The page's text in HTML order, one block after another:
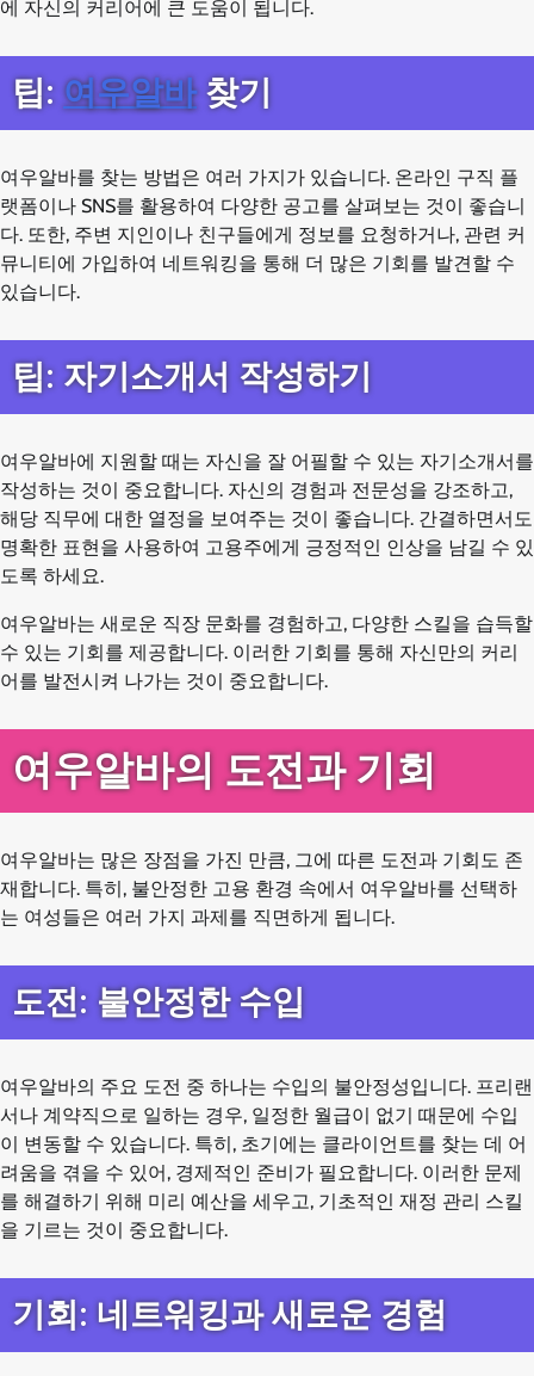
에 자신의 커리어에 큰 도움이 됩니다.
팁: 여우알바찾기
여우알바를 찾는 방법은 여러 가지가 있습니다. 온라인 구직 플
랫폼이나 SNS를 활용하여 다양한 공고를 살펴보는 것이 좋습니
다. 또한, 주변 지인이나 친구들에게 정보를 요청하거나, 관련 커
뮤니티에 가입하여 네트워킹을 통해 더 많은 기회를 발견할 수
있습니다.
팁: 자기소개서 작성하기
여우알바에 지원할 때는 자신을 잘 어필할 수 있는 자기소개서를
작성하는 것이 중요합니다. 자신의 경험과 전문성을 강조하고,
해당 직무에 대한 열정을 보여주는 것이 좋습니다. 간결하면서도
명확한 표현을 사용하여 고용주에게 긍정적인 인상을 남길 수 있
도록 하세요.
여우알바는 새로운 직장 문화를 경험하고, 다양한 스킬을 습득할
수 있는 기회를 제공합니다. 이러한 기회를 통해 자신만의 커리
어를 발전시켜 나가는 것이 중요합니다.
여우알바의 도전과 기회
여우알바는 많은 장점을 가진 만큼, 그에 따른 도전과 기회도 존
재합니다. 특히, 불안정한 고용 환경 속에서 여우알바를 선택하
는 여성들은 여러 가지 과제를 직면하게 됩니다.
도전: 불안정한 수입
여우알바의 주요 도전 중 하나는 수입의 불안정성입니다. 프리랜
서나 계약직으로 일하는 경우, 일정한 월급이 없기 때문에 수입
이 변동할 수 있습니다. 특히, 초기에는 클라이언트를 찾는 데 어
려움을 겪을 수 있어, 경제적인 준비가 필요합니다. 이러한 문제
를 해결하기 위해 미리 예산을 세우고, 기초적인 재정 관리 스킬
을 기르는 것이 중요합니다.
기회: 네트워킹과 새로운 경험